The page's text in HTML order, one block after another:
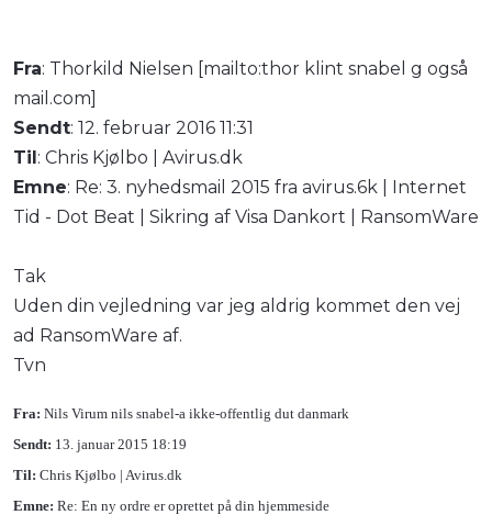
Fra: Thorkild Nielsen [mailto:thor klint snabel g også
mail.com]
Sendt: 12. februar 2016 11:31
Til: Chris Kjølbo | Avirus.dk
Emne: Re: 3. nyhedsmail 2015 fra avirus.6k | Internet
Tid - Dot Beat | Sikring af Visa Dankort | RansomWare
Tak
Uden din vejledning var jeg aldrig kommet den vej
ad RansomWare af.
Tvn
Fra: Nils Virum nils snabel-a ikke-offentlig dut danmark
Sendt: 13. januar 2015 18:19
Til: Chris Kjølbo | Avirus.dk
Emne: Re: En ny ordre er oprettet på din hjemmeside